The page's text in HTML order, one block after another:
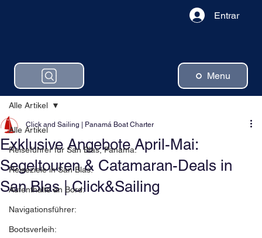
Menu
Entrar
Alle Artikel
Reiseführer für San Blas, Panama:
Reiseziele in San Blas:
Aufenthalte an Bord:
Navigationsführer:
Bootsverleih:
Alle Artikel
Exklusive Angebote April-Mai:
Segeltouren & Catamaran-Deals in
San Blas | Click&Sailing
Click and Sailing | Panamá Boat Charter